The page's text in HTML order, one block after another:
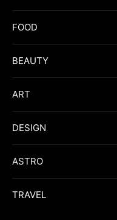
FOOD
BEAUTY
ART
DESIGN
ASTRO
TRAVEL